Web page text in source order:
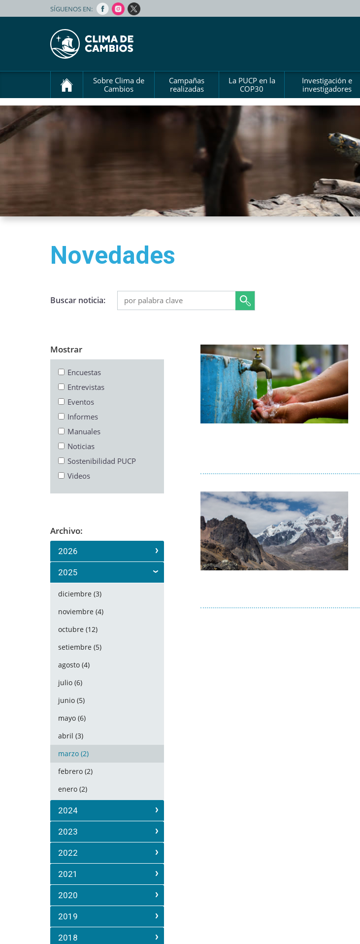
SÍGUENOS EN:
Sobre Clima de
Cambios
Campañas
realizadas
La PUCP en la
COP30
Investigación e
investigadores
Novedades
Buscar noticia:
Mostrar
Encuestas
Entrevistas
Eventos
Informes
Manuales
Noticias
Sostenibilidad PUCP
Videos
Archivo:
2026
2025
diciembre (3)
noviembre (4)
octubre (12)
setiembre (5)
agosto (4)
julio (6)
junio (5)
mayo (6)
abril (3)
marzo (2)
febrero (2)
enero (2)
2024
2023
2022
2021
2020
2019
2018